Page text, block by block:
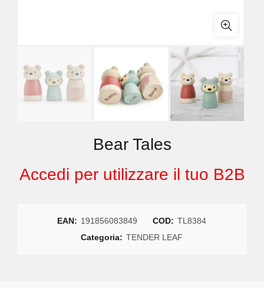
Bear Tales
Accedi per utilizzare il tuo B2B
EAN: 191856083849 COD: TL8384
Categoria: TENDER LEAF